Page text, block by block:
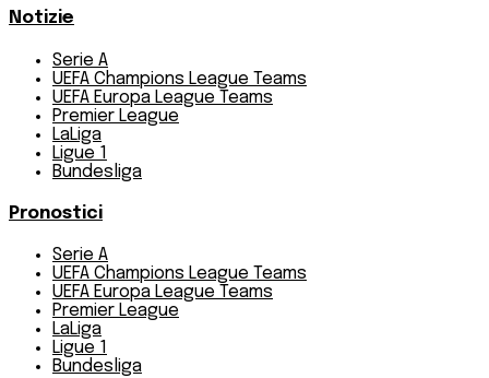
Notizie
Serie A
UEFA Champions League Teams
UEFA Europa League Teams
Premier League
LaLiga
Ligue 1
Bundesliga
Pronostici
Serie A
UEFA Champions League Teams
UEFA Europa League Teams
Premier League
LaLiga
Ligue 1
Bundesliga